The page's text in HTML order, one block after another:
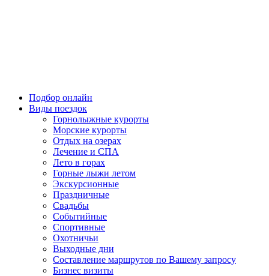
Подбор онлайн
Виды поездок
Горнолыжные курорты
Морские курорты
Отдых на озерах
Лечение и СПА
Лето в горах
Горные лыжи летом
Экскурсионные
Праздничные
Свадьбы
Событийные
Спортивные
Охотничьи
Выходные дни
Составление маршрутов по Вашему запросу
Бизнес визиты